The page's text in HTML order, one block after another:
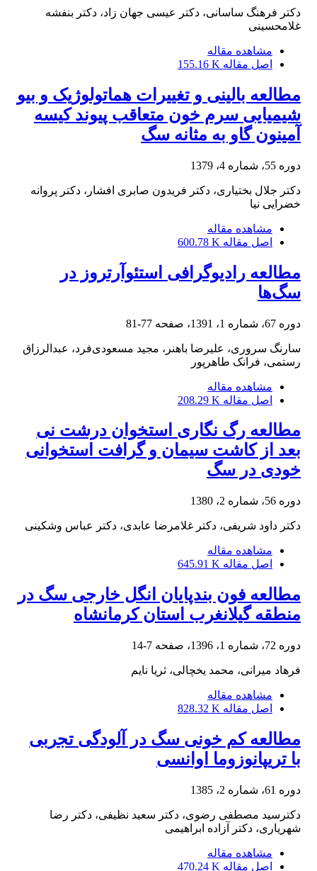
دکتر فرهنگ ساسانی، دکتر عیسی جهان زاد، دکتر بنفشه
غلامحسینی
مشاهده مقاله
اصل مقاله 155.16 K
مطالعه بالینی و تغییرات هماتولوژیک و بیو
شیمیایی سرم خون متعاقب پیوند کیسه
آمینون گاو به مثانه سگ
دوره 55، شماره 4، 1379
دکتر جلال بختیاری، دکتر فریدون صابری افشار، دکتر پروانه
خضرایی نیا
مشاهده مقاله
اصل مقاله 600.78 K
مطالعه رادیوگرافی استئوآرتروز در
سگ‌ها
دوره 67، شماره 1، 1391، صفحه 77-81
سارنگ سروری، علیرضا باهنر، مجید مسعودی‌فرد، عبدالرزاق
رستمی، فرانک طاهرپور
مشاهده مقاله
اصل مقاله 208.29 K
مطالعه رگ نگاری استخوان درشت نی
بعد از کاشت سیمان و گرافت استخوانی
خودی در سگ
دوره 56، شماره 2، 1380
دکتر داود شریفی، دکتر غلامرضا عابدی، دکتر عباس وشکینی
مشاهده مقاله
اصل مقاله 645.91 K
مطالعه فون بندپایان انگل خارجی سگ در
منطقه گیلانغرب استان کرمانشاه
دوره 72، شماره 1، 1396، صفحه 7-14
فرهاد میرانی، محمد یخچالی، ثریا نایم
مشاهده مقاله
اصل مقاله 828.32 K
مطالعه کم خونی سگ در آلودگی تجربی
با تریپانوزوما اوانسی
دوره 61، شماره 2، 1385
دکترسید مصطفی رضوی، دکتر سعید نظیفی، دکتر رضا
شهریاری، دکتر آزاده ابراهیمی
مشاهده مقاله
اصل مقاله 470.24 K